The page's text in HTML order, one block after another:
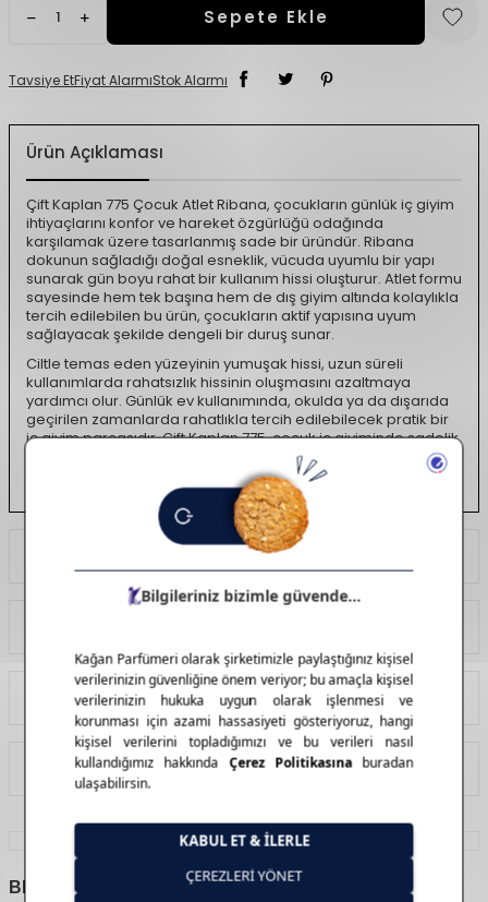
Sepete Ekle
Tavsiye EtFiyat AlarmıStok Alarmı
Ürün Açıklaması
Çift Kaplan 775 Çocuk Atlet Ribana, çocukların günlük iç giyim
ihtiyaçlarını konfor ve hareket özgürlüğü odağında
karşılamak üzere tasarlanmış sade bir üründür. Ribana
dokunun sağladığı doğal esneklik, vücuda uyumlu bir yapı
sunarak gün boyu rahat bir kullanım hissi oluşturur. Atlet formu
sayesinde hem tek başına hem de dış giyim altında kolaylıkla
tercih edilebilen bu ürün, çocukların aktif yapısına uyum
sağlayacak şekilde dengeli bir duruş sunar.
Ciltle temas eden yüzeyinin yumuşak hissi, uzun süreli
kullanımlarda rahatsızlık hissinin oluşmasını azaltmaya
yardımcı olur. Günlük ev kullanımında, okulda ya da dışarıda
geçirilen zamanlarda rahatlıkla tercih edilebilecek pratik bir
iç giyim parçasıdır. Çift Kaplan 775, çocuk iç giyiminde sadelik,
esneklik ve gün boyu konfor arayan ebeveynler için güvenilir
ve kullanışlı bir temel ürün niteliği taşır.
Tavsiye Et
İade Koşulları
BENZER